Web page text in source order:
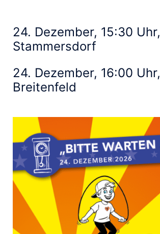
24. Dezember, 15:30 Uhr,
Stammersdorf
24. Dezember, 16:00 Uhr,
Breitenfeld